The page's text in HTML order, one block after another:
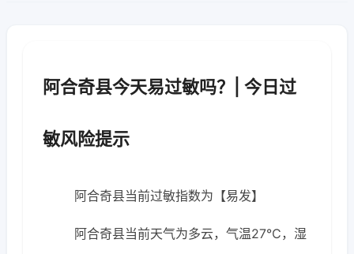
阿合奇县今天易过敏吗？| 今日过
敏风险提示
阿合奇县当前过敏指数为【易发】
阿合奇县当前天气为多云，气温27℃，湿